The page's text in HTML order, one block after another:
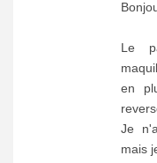
Le
en
Je
mais